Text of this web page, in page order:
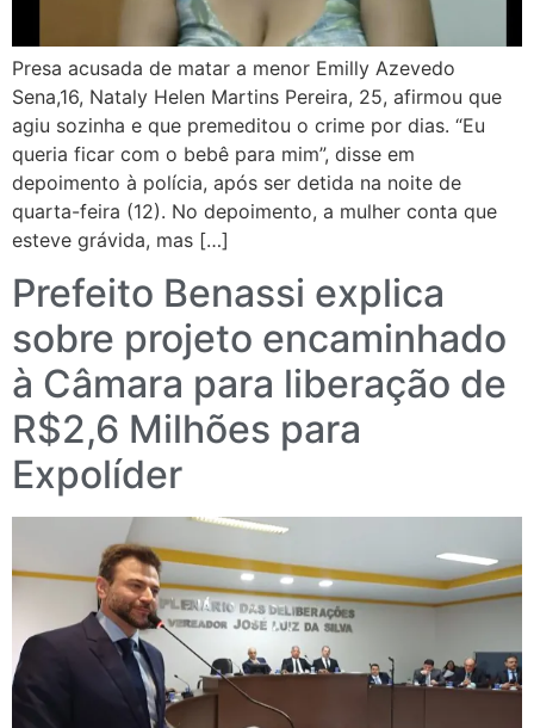
Presa acusada de matar a menor Emilly Azevedo
Sena,16, Nataly Helen Martins Pereira, 25, afirmou que
agiu sozinha e que premeditou o crime por dias. “Eu
queria ficar com o bebê para mim”, disse em
depoimento à polícia, após ser detida na noite de
quarta-feira (12). No depoimento, a mulher conta que
esteve grávida, mas […]
Prefeito Benassi explica
sobre projeto encaminhado
à Câmara para liberação de
R$2,6 Milhões para
Expolíder